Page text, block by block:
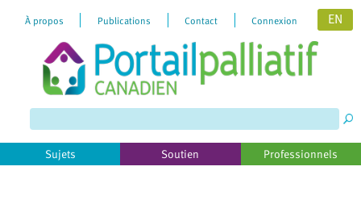
website
includes
an
À propos Publications Contact Connexion EN
Sujets Soutien Professionnels